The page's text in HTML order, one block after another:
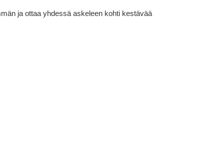
ja ottaa yhdessä askeleen kohti kestävää